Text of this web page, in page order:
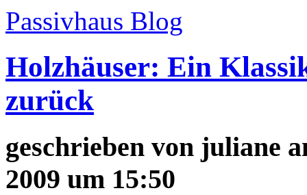
Passivhaus Blog
Holzhäuser: Ein
zurück
geschrieben von juliane
2009 um 15:50